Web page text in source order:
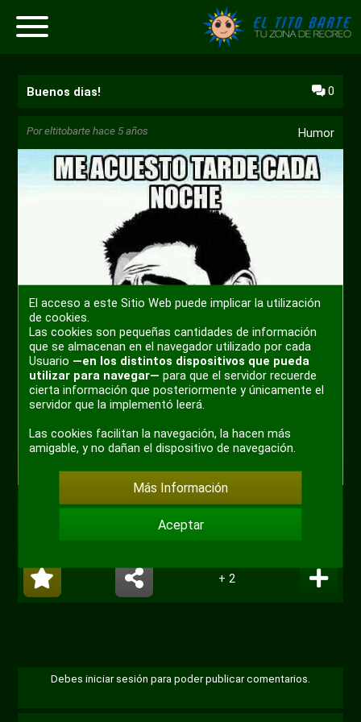
Buenos dias! 0
Poreltitobarte hace 5 años Humor
+ 2
Debes iniciar sesión para poder publicar comentarios.
El acceso a este Sitio Web puede implicar la utilización
de cookies.
Las cookies son pequeñas cantidades de información
que se almacenan en el navegador utilizado por cada
Usuario —en los distintos dispositivos que pueda
utilizar para navegar— para que el servidor recuerde
cierta información que posteriormente y únicamente el
servidor que la implementó leerá.
Las cookies facilitan la navegación, la hacen más
amigable, y no dañan el dispositivo de navegación.
Más Información
Aceptar